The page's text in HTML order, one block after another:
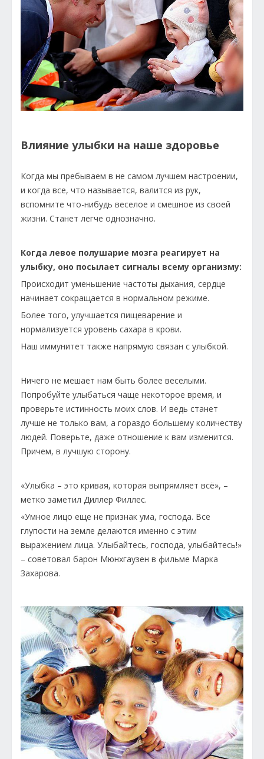
Влияние улыбки на наше здоровье
Когда мы пребываем в не самом лучшем настроении,
и когда все, что называется, валится из рук,
вспомните что-нибудь веселое и смешное из своей
жизни. Станет легче однозначно.
Когда левое полушарие мозга реагирует на
улыбку, оно посылает сигналы всему организму:
Происходит уменьшение частоты дыхания, сердце
начинает сокращается в нормальном режиме.
Более того, улучшается пищеварение и
нормализуется уровень сахара в крови.
Наш иммунитет также напрямую связан с улыбкой.
Ничего не мешает нам быть более веселыми.
Попробуйте улыбаться чаще некоторое время, и
проверьте истинность моих слов. И ведь станет
лучше не только вам, а гораздо большему количеству
людей. Поверьте, даже отношение к вам изменится.
Причем, в лучшую сторону.
«Улыбка – это кривая, которая выпрямляет всё», –
метко заметил Диллер Филлес.
«Умное лицо еще не признак ума, господа. Все
глупости на земле делаются именно с этим
выражением лица. Улыбайтесь, господа, улыбайтесь!»
– советовал барон Мюнхгаузен в фильме Марка
Захарова.